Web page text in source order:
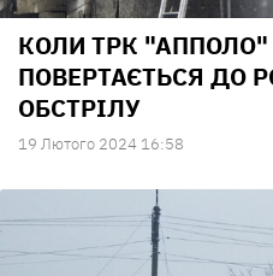
КОЛИ ТРК "АППОЛО"
ПОВЕРТАЄТЬСЯ ДО
ОБСТРІЛУ
19 Лютого 2024 16:58